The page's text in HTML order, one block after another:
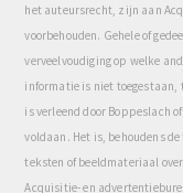
het auteursrecht, zijn aan
voorbehouden. Gehele of
verveelvoudiging op welke
informatie is niet
is verleend door Boppeslach
voldaan. Het is, behoudens
teksten of beeldmateriaal
Acquisitie- en